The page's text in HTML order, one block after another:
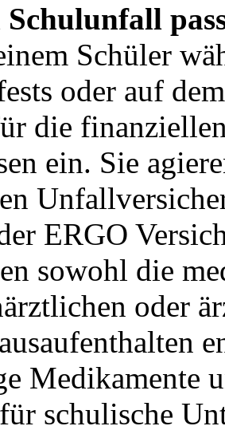
Schulunfall
Schüler
oder auf
die
ein. Sie
ERGO
sowohl die
oder
Medikamente
schulische